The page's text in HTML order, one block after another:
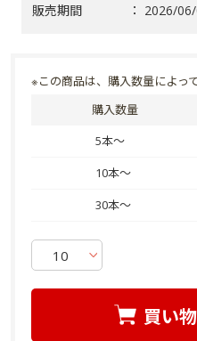
販売期間 ： 2026/
※この商品は、購入数量によっ
購入数量
5本～
10本～
30本～
買い